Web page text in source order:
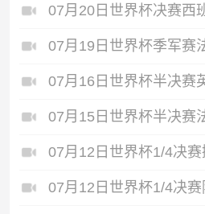
07月20日世界杯决赛西
07月19日世界杯季军赛
07月15日世界杯半决赛